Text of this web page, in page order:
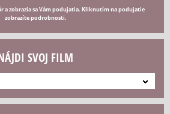
a zobrazia sa Vám podujatia. Kliknutím na podujatie
zobrazíte podrobnosti.
SVOJ FILM